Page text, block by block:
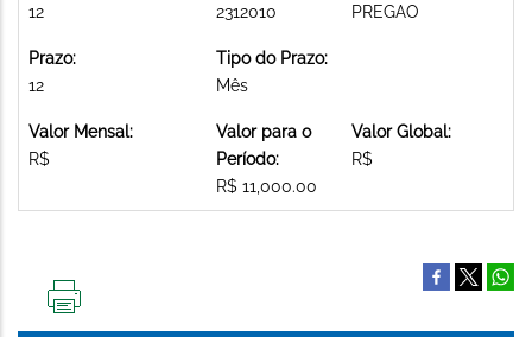
12
2312010
PREGAO
Prazo:
12
Tipo do Prazo:
Mês
Valor Mensal:
R$
Valor para o
Período:
R$ 11,000.00
Valor Global:
R$